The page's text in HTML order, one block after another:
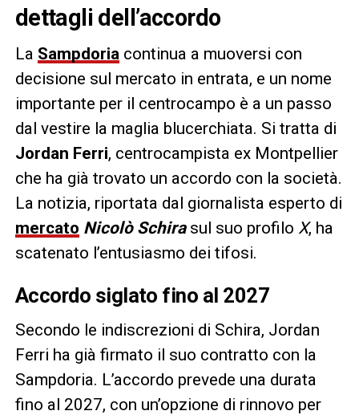
dettagli dell’accordo
La Sampdoriacontinua a muoversi con
decisione sul mercato in entrata, e un nome
importante per il centrocampo è a un passo
dal vestire la maglia blucerchiata. Si tratta di
Jordan Ferri, centrocampista ex Montpellier
che ha già trovato un accordo con la società.
La notizia, riportata dal giornalista esperto di
mercato Nicolò Schirasul suo profilo X, ha
scatenato l’entusiasmo dei tifosi.
Accordo siglato fino al 2027
Secondo le indiscrezioni di Schira, Jordan
Ferri ha già firmato il suo contratto con la
Sampdoria. L’accordo prevede una durata
fino al 2027, con un’opzione di rinnovo per